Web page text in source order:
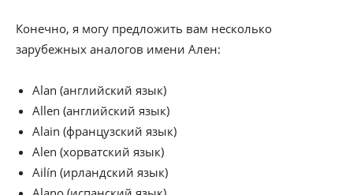
Конечно, я могу предложить вам несколько
зарубежных аналогов имени Ален:
Alan (английский язык)
Allen (английский язык)
Alain (французский язык)
Alen (хорватский язык)
Ailín (ирландский язык)